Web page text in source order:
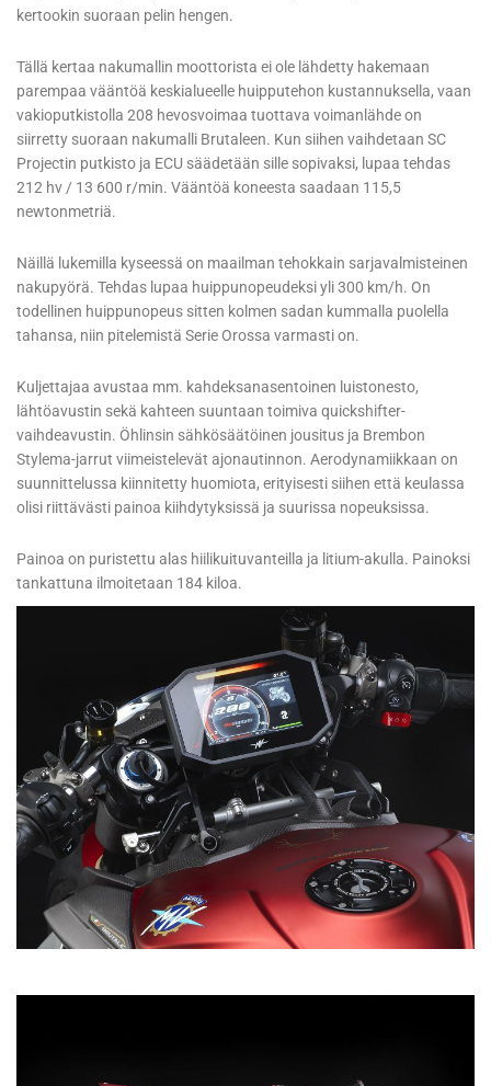
kertookin suoraan pelin hengen.
Tällä kertaa nakumallin moottorista ei ole lähdetty hakemaan
parempaa vääntöä keskialueelle huipputehon kustannuksella, vaan
vakioputkistolla 208 hevosvoimaa tuottava voimanlähde on
siirretty suoraan nakumalli Brutaleen. Kun siihen vaihdetaan SC
Projectin putkisto ja ECU säädetään sille sopivaksi, lupaa tehdas
212 hv / 13 600 r/min. Vääntöä koneesta saadaan 115,5
newtonmetriä.
Näillä lukemilla kyseessä on maailman tehokkain sarjavalmisteinen
nakupyörä. Tehdas lupaa huippunopeudeksi yli 300 km/h. On
todellinen huippunopeus sitten kolmen sadan kummalla puolella
tahansa, niin pitelemistä Serie Orossa varmasti on.
Kuljettajaa avustaa mm. kahdeksanasentoinen luistonesto,
lähtöavustin sekä kahteen suuntaan toimiva quickshifter-
vaihdeavustin. Öhlinsin sähkösäätöinen jousitus ja Brembon
Stylema-jarrut viimeistelevät ajonautinnon. Aerodynamiikkaan on
suunnittelussa kiinnitetty huomiota, erityisesti siihen että keulassa
olisi riittävästi painoa kiihdytyksissä ja suurissa nopeuksissa.
Painoa on puristettu alas hiilikuituvanteilla ja litium-akulla. Painoksi
tankattuna ilmoitetaan 184 kiloa.